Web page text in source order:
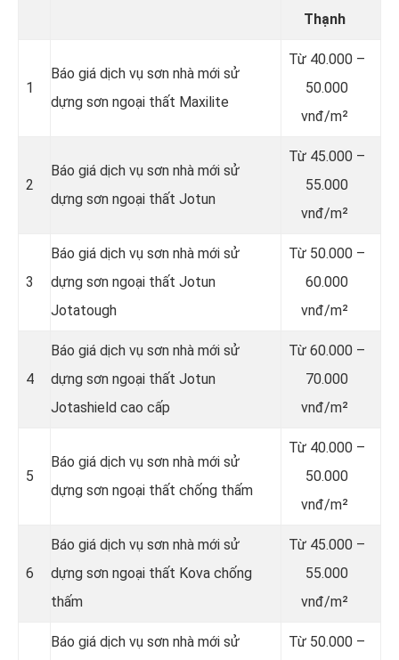
Thạnh
1
Báo giá dịch vụ sơn nhà mới sử
dựng sơn ngoại thất Maxilite
Từ 40.000 –
50.000
vnđ/m²
2
Báo giá dịch vụ sơn nhà mới sử
dựng sơn ngoại thất Jotun
Từ 45.000 –
55.000
vnđ/m²
3
Báo giá dịch vụ sơn nhà mới sử
dựng sơn ngoại thất Jotun
Jotatough
Từ 50.000 –
60.000
vnđ/m²
4
Báo giá dịch vụ sơn nhà mới sử
dựng sơn ngoại thất Jotun
Jotashield cao cấp
Từ 60.000 –
70.000
vnđ/m²
5
Báo giá dịch vụ sơn nhà mới sử
dựng sơn ngoại thất chống thấm
Từ 40.000 –
50.000
vnđ/m²
6
Báo giá dịch vụ sơn nhà mới sử
dựng sơn ngoại thất Kova chống
thấm
Từ 45.000 –
55.000
vnđ/m²
Báo giá dịch vụ sơn nhà mới sử
Từ 50.000 –